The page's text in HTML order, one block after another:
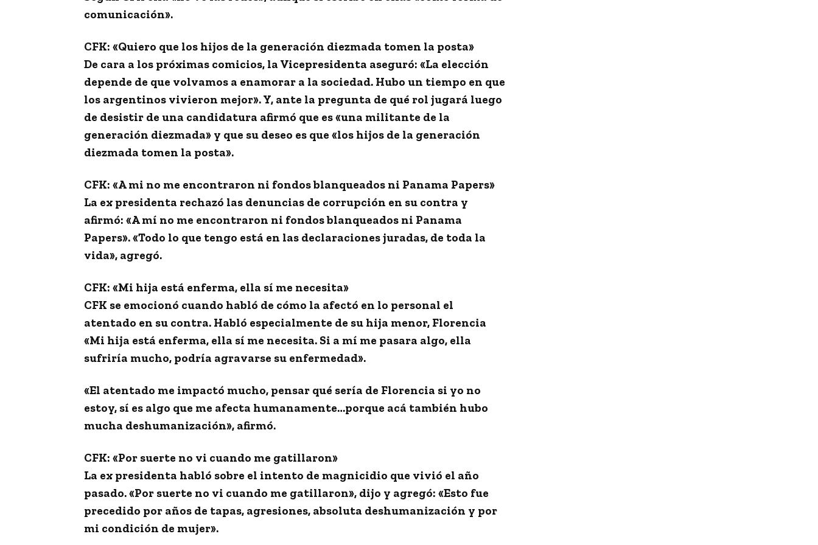
comunicación».
CFK: «Quiero que los hijos de la generación diezmada tomen la posta»
De cara a los próximas comicios, la Vicepresidenta aseguró: «La elección
depende de que volvamos a enamorar a la sociedad. Hubo un tiempo en que
los argentinos vivieron mejor». Y, ante la pregunta de qué rol jugará luego
de desistir de una candidatura afirmó que es «una militante de la
generación diezmada» y que su deseo es que «los hijos de la generación
diezmada tomen la posta».
CFK: «A mi no me encontraron ni fondos blanqueados ni Panama Papers»
La ex presidenta rechazó las denuncias de corrupción en su contra y
afirmó: «A mí no me encontraron ni fondos blanqueados ni Panama
Papers». «Todo lo que tengo está en las declaraciones juradas, de toda la
vida», agregó.
CFK: «Mi hija está enferma, ella sí me necesita»
CFK se emocionó cuando habló de cómo la afectó en lo personal el
atentado en su contra. Habló especialmente de su hija menor, Florencia
«Mi hija está enferma, ella sí me necesita. Si a mí me pasara algo, ella
sufriría mucho, podría agravarse su enfermedad».
«El atentado me impactó mucho, pensar qué sería de Florencia si yo no
estoy, sí es algo que me afecta humanamente…porque acá también hubo
mucha deshumanización», afirmó.
CFK: «Por suerte no vi cuando me gatillaron»
La ex presidenta habló sobre el intento de magnicidio que vivió el año
pasado. «Por suerte no vi cuando me gatillaron», dijo y agregó: «Esto fue
precedido por años de tapas, agresiones, absoluta deshumanización y por
mi condición de mujer».